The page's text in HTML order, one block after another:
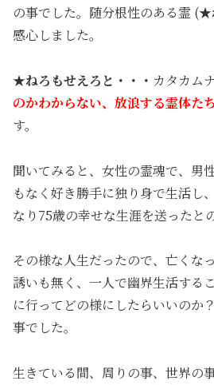
の事でした。随分根性のある霊 (★
感心しました。
★ねろもせえろと・・・ カタカム
のかわからない、放浪する霊体た
す。
聞いてみると、女性の霊魂で、男
もなく好き勝手に独り身で生活し
なり75歳の幸せな生涯を送ったと
その様な人生だったので、亡くな
誘いも無く、一人で幽界生活する
に行ってどの様にしたらいいのか
事でした。
生きている間、周りの事、世界の